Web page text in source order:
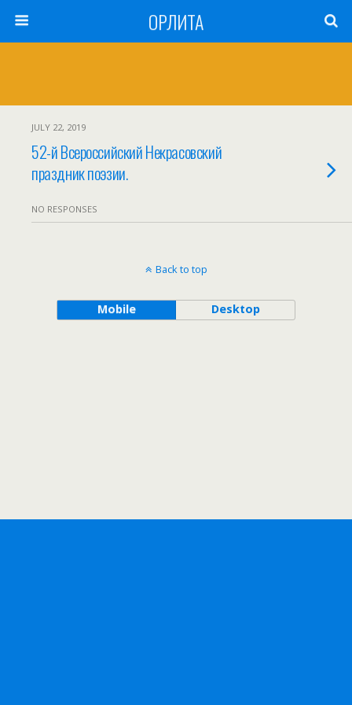
ОРЛИТА
JULY 22, 2019
52-й Всероссийский Некрасовский
праздник поэзии.
NO RESPONSES
Back to top
Mobile Desktop